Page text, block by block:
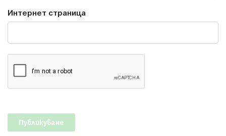
Интернет страница